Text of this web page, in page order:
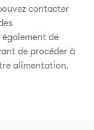
contacter
de
de procéder à
alimentation.